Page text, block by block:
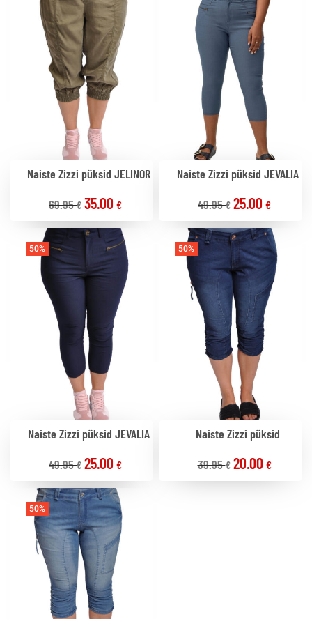
Naiste Zizzi püksid JELINOR
69.95€ 35.00 €
Naiste Zizzi püksid JEVALIA
49.95€ 25.00 €
50%
Naiste Zizzi püksid JEVALIA
49.95€ 25.00 €
50%
Naiste Zizzi püksid
39.95€ 20.00 €
50%